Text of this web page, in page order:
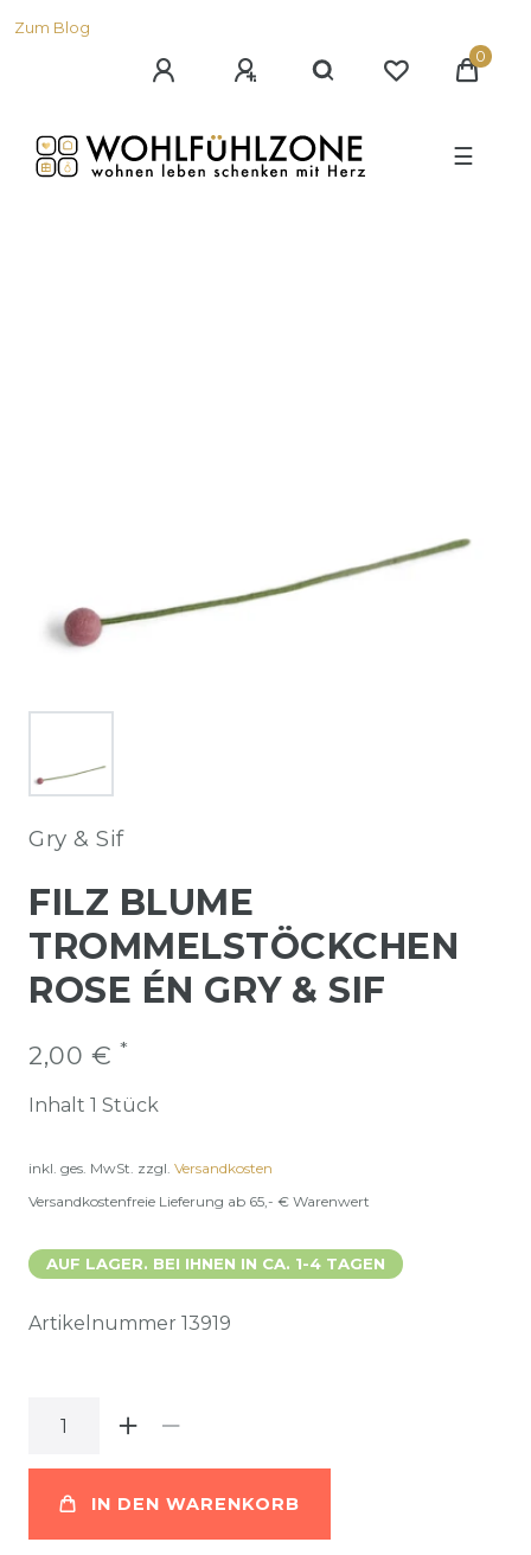
Zum Blog
0
☰
Gry & Sif
FILZ BLUME
TROMMELSTÖCKCHEN
ROSE ÉN GRY & SIF
2,00 € *
Inhalt 1 Stück
inkl. ges. MwSt. zzgl. Versandkosten
Versandkostenfreie Lieferung ab 65,- € Warenwert
AUF LAGER. BEI IHNEN IN CA. 1-4 TAGEN
Artikelnummer 13919
IN DEN WARENKORB